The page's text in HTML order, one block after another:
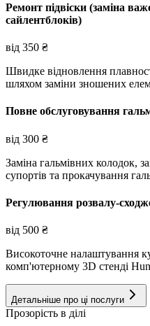
Ремонт підвіски (заміна
сайлентблоків)
від 350 ₴
Швидке відновлення
шляхом заміни зношених
Повне обслуговування
від 300 ₴
Заміна гальмівних колодок,
супортів та прокачування
Регулювання розвалу-
від 500 ₴
Високоточне налаштування
комп'ютерному 3D стенді
Детальніше про ці послуги
Прозорість в ділі